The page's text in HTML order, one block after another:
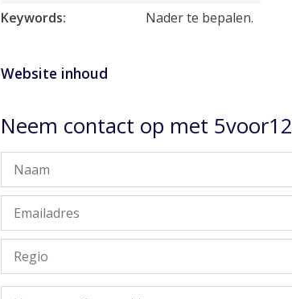
Keywords: Nader te bepalen.
Website inhoud
Neem contact op met 5voor12